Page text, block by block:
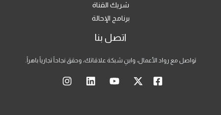
شريك القناة
برنامج الإحالة
اتصل بنا
تواصل مع رواد الأعمال، وابنِ شبكة علاقاتك، وحقق نجاحاً تجارياً باهراً.